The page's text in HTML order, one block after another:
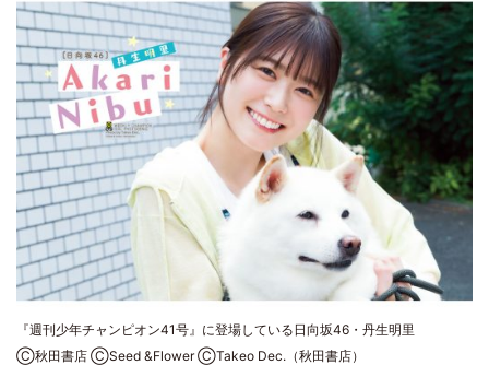
『週刊少年チャンピオン41号』に登場している日向坂46・丹生明里
Ⓒ秋田書店 ⒸSeed &Flower ⒸTakeo Dec.（秋田書店）